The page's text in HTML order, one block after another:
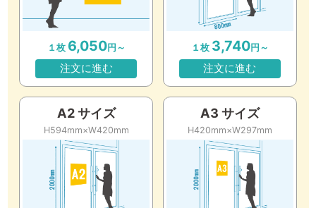
１枚 6,050円～
注文に進む
１枚 3,740円～
注文に進む
A2 サイズ
H594mm×W420mm
A3 サイズ
H420mm×W297mm